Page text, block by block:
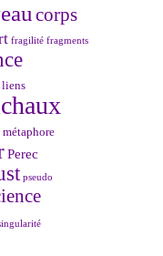
corps
fragilité fragments
liens
métaphore
Perec
pseudo